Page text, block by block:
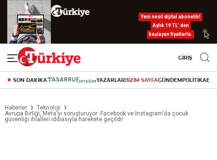
Yeni nesil dijital abonelik!
Aylık 19 TL’ den
başlayan fiyatlarla.
GİRİŞ
SON DAKİKA YAZARLARBİZİM SAYFAGÜNDEMPOLİTİKA
Haberler
Teknoloji
Avrupa Birliği, Meta'yı soruşturuyor: Facebook ve Instagram'da çocuk
güvenliği ihlalleri iddiasıyla harekete geçildi!